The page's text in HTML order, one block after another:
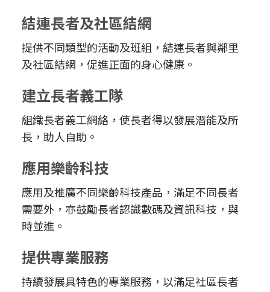
結連長者及社區結網
提供不同類型的活動及班組，結連長者與鄰里
及社區結網，促進正面的身心健康。
建立長者義工隊
組織長者義工網絡，使長者得以發展潛能及所
長，助人自助。
應用樂齡科技
應用及推廣不同樂齡科技產品，滿足不同長者
需要外，亦鼓勵長者認識數碼及資訊科技，與
時並進。
提供專業服務
持續發展具特色的專業服務，以滿足社區長者